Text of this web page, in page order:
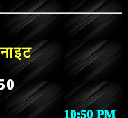
10:50 PM